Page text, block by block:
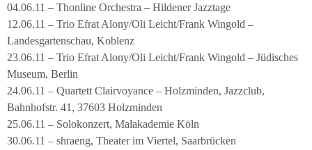
04.06.11 – Thonline Orchestra – Hildener Jazztage
12.06.11 – Trio Efrat Alony/Oli Leicht/Frank Wingold –
Landesgartenschau, Koblenz
23.06.11 – Trio Efrat Alony/Oli Leicht/Frank Wingold – Jüdisches
Museum, Berlin
24.06.11 – Quartett Clairvoyance – Holzminden, Jazzclub,
Bahnhofstr. 41, 37603 Holzminden
25.06.11 – Solokonzert, Malakademie Köln
30.06.11 – shraeng, Theater im Viertel, Saarbrücken